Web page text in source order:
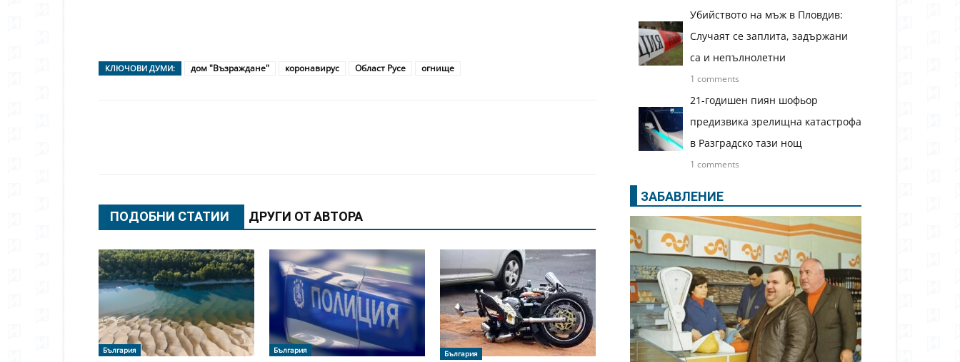
КЛЮЧОВИ ДУМИ: дом "Възраждане" коронавирус Област Русе огнище
ПОДОБНИ СТАТИИ ДРУГИ ОТ АВТОРА
България България България
Убийството на мъж в Пловдив:
Случаят се заплита, задържани
са и непълнолетни
1 comments
21-годишен пиян шофьор
предизвика зрелищна катастрофа
в Разградско тази нощ
1 comments
ЗАБАВЛЕНИЕ